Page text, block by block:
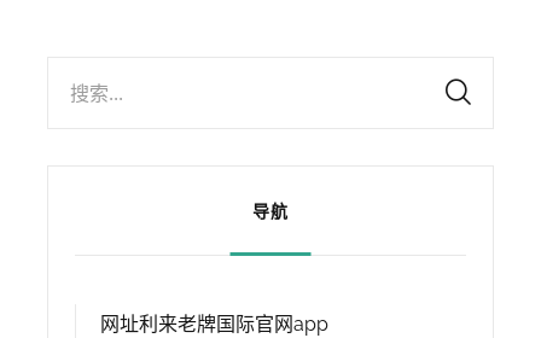
搜索...
导航
网址利来老牌国际官网app